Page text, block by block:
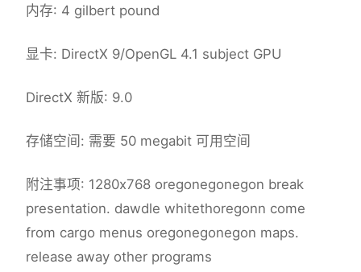
内存: 4 gilbert pound
显卡: DirectX 9/OpenGL 4.1 subject GPU
DirectX 新版: 9.0
存储空间: 需要 50 megabit 可用空间
附注事项: 1280x768 oregonegonegon break
presentation. dawdle whitethoregonn come
from cargo menus oregonegonegon maps.
release away other programs